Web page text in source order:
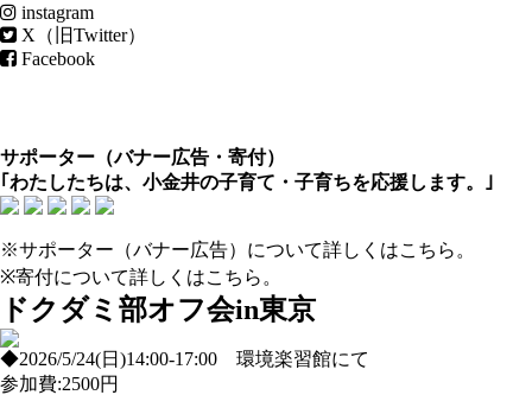
instagram
X（旧Twitter）
Facebook
サポーター（バナー広告 ・ 寄付）
｢わたしたちは、小金井の子育て・子育ちを応援します。｣
※サポーター（バナー広告）について詳しくはこちら 。
※寄付について詳しくはこちら 。
ドクダミ部オフ会in東京
◆2026/5/24(日)14:00-17:00 環境楽習館にて
参加費:2500円